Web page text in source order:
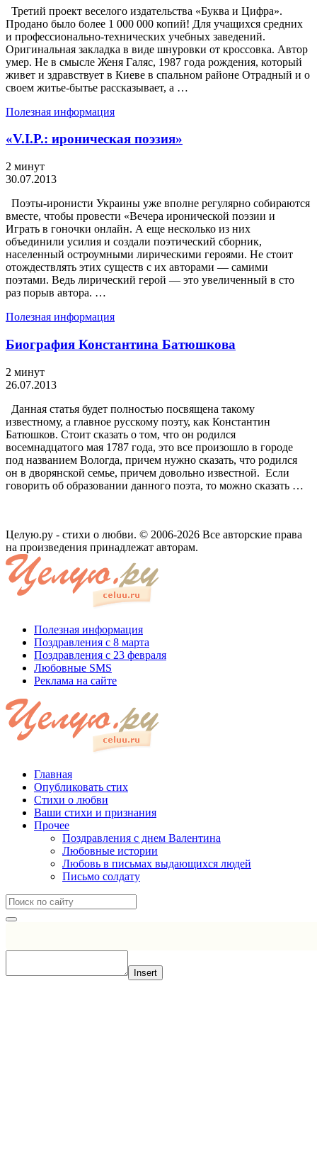
Третий проект веселого издательства «Буква и Цифра».
Продано было более 1 000 000 копий! Для учащихся средних
и профессионально-технических учебных заведений.
Оригинальная закладка в виде шнуровки от кроссовка. Автор
умер. Не в смысле Женя Галяс, 1987 года рождения, который
живет и здравствует в Киеве в спальном районе Отрадный и о
своем житье-бытье рассказывает, а …
Полезная информация
«V.I.P.: ироническая поэзия»
2 минут
30.07.2013
Поэты-иронисти Украины уже вполне регулярно собираются
вместе, чтобы провести «Вечера иронической поэзии и
Играть в гоночки онлайн. А еще несколько из них
объединили усилия и создали поэтический сборник,
населенный остроумными лирическими героями. Не стоит
отождествлять этих существ с их авторами — самими
поэтами. Ведь лирический герой — это увеличенный в сто
раз порыв автора. …
Полезная информация
Биография Константина Батюшкова
2 минут
26.07.2013
Данная статья будет полностью посвящена такому
известному, а главное русскому поэту, как Константин
Батюшков. Стоит сказать о том, что он родился
восемнадцатого мая 1787 года, это все произошло в городе
под названием Вологда, причем нужно сказать, что родился
он в дворянской семье, причем довольно известной. Если
говорить об образовании данного поэта, то можно сказать …
Целую.ру - стихи о любви. © 2006-2026 Все авторские права
на произведения принадлежат авторам.
Полезная информация
Поздравления с 8 марта
Поздравления с 23 февраля
Любовные SMS
Реклама на сайте
Главная
Опубликовать стих
Стихи о любви
Ваши стихи и признания
Прочее
Поздравления с днем Валентина
Любовные истории
Любовь в письмах выдающихся людей
Письмо солдату
Insert